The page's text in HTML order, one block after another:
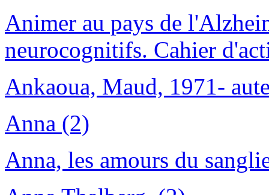
Animer au pays de
neurocognitifs. Cahier
Ankaoua, Maud, 1971-
Anna (2)
Anna, les amours du